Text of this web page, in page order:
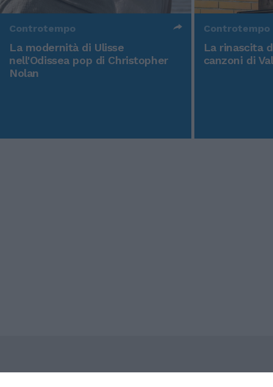
Controtempo
La modernità di Ulisse
nell'Odissea pop di Christopher
Nolan
Controtempo
La rinascita
canzoni di